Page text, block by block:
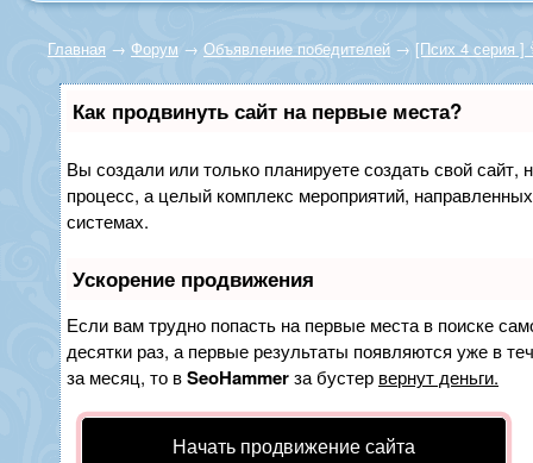
Главная → Форум → Объявление победителей → [Псих 4 серия ]
Как продвинуть сайт на первые места?
Вы создали или только планируете создать свой сайт,
процесс, а целый комплекс мероприятий,
системах.
Ускорение продвижения
Если вам трудно попасть на первые места в поиске
десятки раз, а первые результаты появляются уже в
за месяц, то вSeoHammerза бустер вернут деньги.
Начать продвижение сайта